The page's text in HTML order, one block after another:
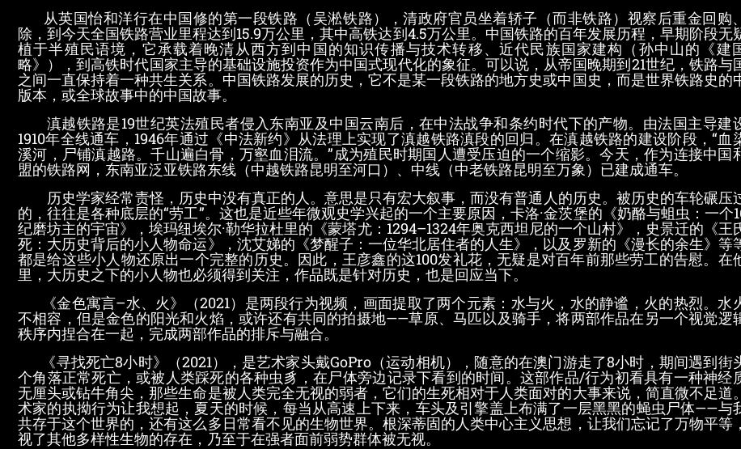
从英国怡和洋行在中国修的第一段铁路（吴淞铁路），清政府官员坐着轿子（而非铁路）视察后重金回购
除，到今天全国铁路营业里程达到15.9万公里，其中高铁达到4.5万公里。中国铁路的百年发展历程，早期阶段无
植于半殖民语境，它承载着晚清从西方到中国的知识传播与技术转移、近代民族国家建构（孙中山的《建
略》），到高铁时代国家主导的基础设施投资作为中国式现代化的象征。可以说，从帝国晚期到21世纪，铁路与
之间一直保持着一种共生关系。中国铁路发展的历史，它不是某一段铁路的地方史或中国史，而是世界铁路史的
版本，或全球故事中的中国故事。
滇越铁路是19世纪英法殖民者侵入东南亚及中国云南后，在中法战争和条约时代下的产物。由法国主导建
1910年全线通车，1946年通过《中法新约》从法理上实现了滇越铁路滇段的回归。在滇越铁路的建设阶段，“血
溪河，尸铺滇越路。千山遍白骨，万壑血泪流。”成为殖民时期国人遭受压迫的一个缩影。今天，作为连接中国
盟的铁路网，东南亚泛亚铁路东线（中越铁路昆明至河口）、中线（中老铁路昆明至万象）已建成通车。
历史学家经常责怪，历史中没有真正的人。意思是只有宏大叙事，而没有普通人的历史。被历史的车轮碾压
的，往往是各种底层的“劳工”。这也是近些年微观史学兴起的一个主要原因，卡洛·金茨堡的《奶酪与蛆虫：一个
纪磨坊主的宇宙》，埃玛纽埃尔·勒华拉杜里的《蒙塔尤：1294–1324年奥克西坦尼的一个山村》，史景迁的《王
死：大历史背后的小人物命运》，沈艾娣的《梦醒子：一位华北居住者的人生》，以及罗新的《漫长的余生》等
都是给这些小人物还原出一个完整的历史。因此，王彦鑫的这100发礼花，无疑是对百年前那些劳工的告慰。在
里，大历史之下的小人物也必须得到关注，作品既是针对历史，也是回应当下。
《金色寓言–水、火》（2021）是两段行为视频，画面提取了两个元素：水与火，水的静谧，火的热烈。水
不相容，但是金色的阳光和火焰，或许还有共同的拍摄地——草原、马匹以及骑手，将两部作品在另一个视觉逻
秩序内捏合在一起，完成两部作品的排斥与融合。
《寻找死亡8小时》（2021），是艺术家头戴GoPro（运动相机），随意的在澳门游走了8小时，期间遇到街
个角落正常死亡，或被人类踩死的各种虫豸，在尸体旁边记录下看到的时间。这部作品/行为初看具有一种神经
无厘头或钻牛角尖，那些生命是被人类完全无视的弱者，它们的生死相对于人类面对的大事来说，简直微不足道
术家的执拗行为让我想起，夏天的时候，每当从高速上下来，车头及引擎盖上布满了一层黑黑的蝇虫尸体——与
共存于这个世界的，还有这么多日常看不见的生物世界。根深蒂固的人类中心主义思想，让我们忘记了万物平等
视了其他多样性生物的存在，乃至于在强者面前弱势群体被无视。